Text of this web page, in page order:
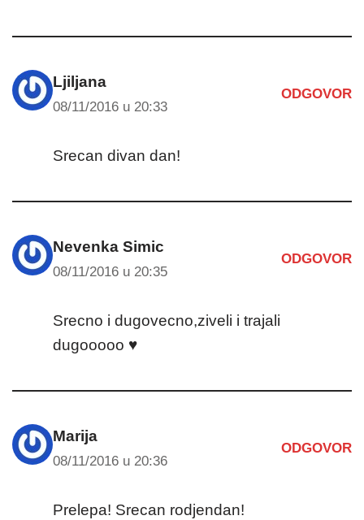
Ljiljana
08/11/2016 u 20:33
ODGOVOR
Srecan divan dan!
Nevenka Simic
08/11/2016 u 20:35
ODGOVOR
Srecno i dugovecno,ziveli i trajali
dugooooo ♥
Marija
08/11/2016 u 20:36
ODGOVOR
Prelepa! Srecan rodjendan!